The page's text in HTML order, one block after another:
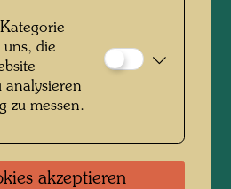
Lihotzky
in Wien
die
analysieren
zu messen.
akzeptieren